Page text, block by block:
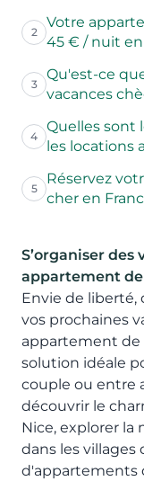
2
Votre
45 € / nuit en
3
Qu'est-ce
vacances
4
Quelles sont
les locations
5
Réservez
cher en
S’organiser des
appartement
Envie de
vos prochaines
appartement de
solution idéale
couple ou entre
découvrir le
Nice, explorer la
dans les villages
d'appartements